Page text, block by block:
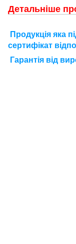
Детальніше
П родукція яка
сертифікат
Гарантія від